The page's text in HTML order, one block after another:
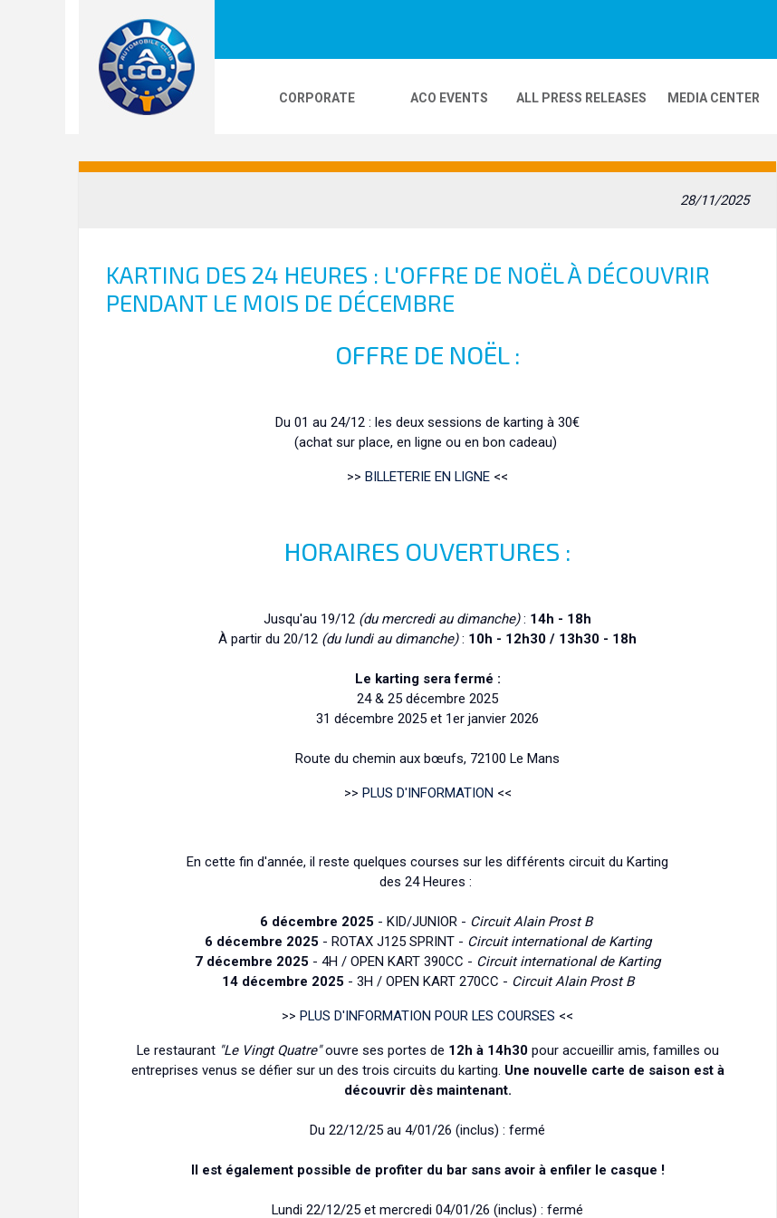
CORPORATE ACO EVENTS
24H LE MANS MOBILITY 24H MOTOS
ALL PRESS RELEASES MEDIA CENTER
LOGOS PHOTOS VIDEOS
28/11/2025
KARTING DES 24 HEURES : L'OFFRE DE NOËL À DÉCOUVRIR
PENDANT LE MOIS DE DÉCEMBRE
OFFRE DE NOËL :
Du 01 au 24/12 : les deux sessions de karting à 30€
(achat sur place, en ligne ou en bon cadeau)
>> BILLETERIE EN LIGNE <<
HORAIRES OUVERTURES :
Jusqu'au 19/12 (du mercredi au dimanche): 14h - 18h
À partir du 20/12 (du lundi au dimanche): 10h - 12h30 / 13h30 - 18h
Le karting sera fermé :
24 & 25 décembre 2025
31 décembre 2025 et 1er janvier 2026
Route du chemin aux bœufs, 72100 Le Mans
>> PLUS D'INFORMATION <<
En cette fin d'année, il reste quelques courses sur les différents circuit du Karting
des 24 Heures :
6 décembre 2025 - KID/JUNIOR - Circuit Alain Prost B
6 décembre 2025 - ROTAX J125 SPRINT - Circuit international de Karting
7 décembre 2025 - 4H / OPEN KART 390CC - Circuit international de Karting
14 décembre 2025 - 3H / OPEN KART 270CC - Circuit Alain Prost B
>> PLUS D'INFORMATION POUR LES COURSES <<
Le restaurant "Le Vingt Quatre"ouvre ses portes de 12h à 14h30pour accueillir amis, familles ou
entreprises venus se défier sur un des trois circuits du karting. Une nouvelle carte de saison est à
découvrir dès maintenant.
Du 22/12/25 au 4/01/26 (inclus) : fermé
Il est également possible de profiter du bar sans avoir à enfiler le casque !
Lundi 22/12/25 et mercredi 04/01/26 (inclus) : fermé